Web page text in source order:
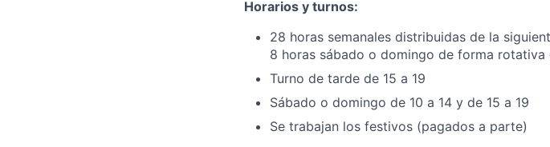
Horarios y turnos:
28 horas semanales distribuidas de la
8 horas sábado o domingo de forma rotativa
Turno de tarde de 15 a 19
Sábado o domingo de 10 a 14 y de 15 a 19
Se trabajan los festivos (pagados a parte)